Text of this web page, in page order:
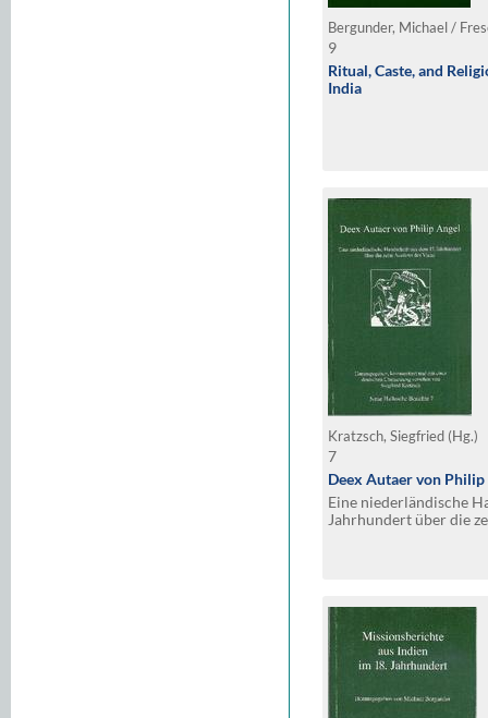
9
Ritual, Caste, and
India
Kratzsch, Siegfried (Hg.)
7
Deex Autaer von Philip
Eine niederländische
Jahrhundert über die